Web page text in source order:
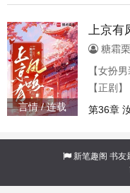
言情 / 连载
上京有
糖霜
【女扮
【正剧
公认的病
经之路
王。绷着
子都娶
病娇公
第36章
新笔趣阁 书友